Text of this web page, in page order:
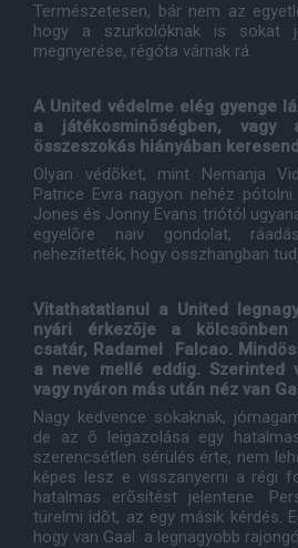
Természetesen, bár nem az
hogy a szurkolóknak is sokat
megnyerése, régóta várnak rá.
A United védelme elég gyenge
a játékosminõségben,
összeszokás hiányában
Olyan védõket, mint Nemanja
Patrice Evra nagyon nehéz
Jones és Jonny Evans triótól
egyelõre naiv gondolat,
nehezítették, hogy összhangban
Vitathatatlanul a United
nyári érkezõje a kölcsönben
csatár, Radamel Falcao.
a neve mellé eddig. Szerinted
vagy nyáron más után néz van
Nagy kedvence sokaknak,
de az õ leigazolása egy
szerencsétlen sérülés érte, nem
képes lesz e visszanyerni a régi
hatalmas erõsítést jelentene.
türelmi idõt, az egy másik kérdés.
hogy van Gaal a legnagyobb